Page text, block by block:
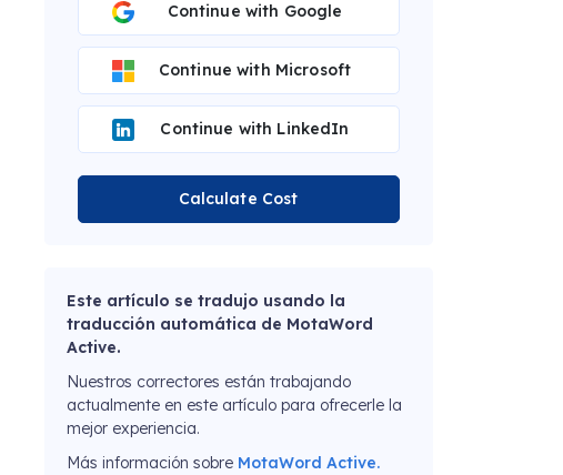
Continue with Google
Continue with Microsoft
Continue with LinkedIn
Calculate Cost
Este artículo se tradujo usando la
traducción automática de MotaWord
Active.
Nuestros correctores están trabajando
actualmente en este artículo para ofrecerle la
mejor experiencia.
Más información sobre MotaWord Active.